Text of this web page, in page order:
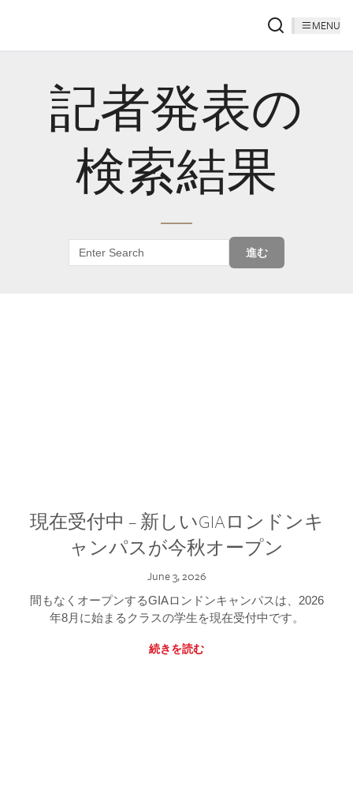
MENU
記者発表の
検索結果
進む
現在受付中 – 新しいGIAロンドンキ
ャンパスが今秋オープン
June 3, 2026
間もなくオープンするGIAロンドンキャンパスは、2026
年8月に始まるクラスの学生を現在受付中です。
続きを読む